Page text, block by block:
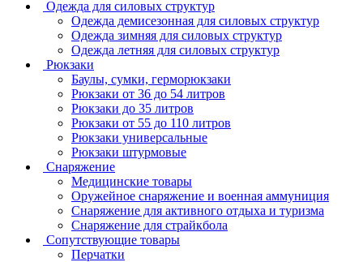
Одежда для силовых структур
Одежда демисезонная для силовых структур
Одежда зимняя для силовых структур
Одежда летняя для силовых структур
Рюкзаки
Баулы, сумки, герморюкзаки
Рюкзаки от 36 до 54 литров
Рюкзаки до 35 литров
Рюкзаки от 55 до 110 литров
Рюкзаки универсальные
Рюкзаки штурмовые
Снаряжение
Медицинские товары
Оружейное снаряжение и военная аммуниция
Снаряжение для активного отдыха и туризма
Снаряжение для страйкбола
Сопутствующие товары
Перчатки